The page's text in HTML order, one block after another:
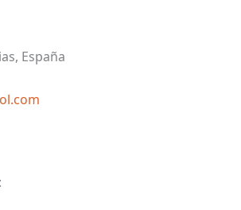
España